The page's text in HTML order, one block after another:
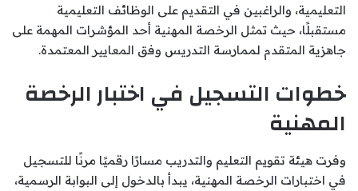
التعليمية، والراغبين في التقديم على الوظائف التعليمية
مستقبلًا، حيث تمثل الرخصة المهنية أحد المؤشرات المهمة على
جاهزية المتقدم لممارسة التدريس وفق المعايير المعتمدة.
خطوات التسجيل في اختبار الرخصة
المهنية
وفرت هيئة تقويم التعليم والتدريب مسارًا رقميًا مرنًا للتسجيل
في اختبارات الرخصة المهنية، يبدأ بالدخول إلى البوابة الرسمية،